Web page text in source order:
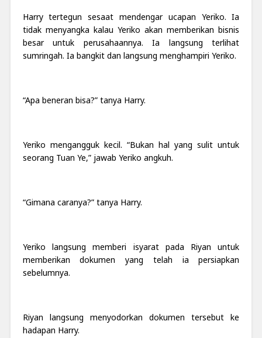
Harry tertegun sesaat mendengar ucapan Yeriko. Ia
tidak menyangka kalau Yeriko akan memberikan bisnis
besar untuk perusahaannya. Ia langsung terlihat
sumringah. Ia bangkit dan langsung menghampiri Yeriko.
“Apa beneran bisa?” tanya Harry.
Yeriko mengangguk kecil. “Bukan hal yang sulit untuk
seorang Tuan Ye,” jawab Yeriko angkuh.
“Gimana caranya?” tanya Harry.
Yeriko langsung memberi isyarat pada Riyan untuk
memberikan dokumen yang telah ia persiapkan
sebelumnya.
Riyan langsung menyodorkan dokumen tersebut ke
hadapan Harry.